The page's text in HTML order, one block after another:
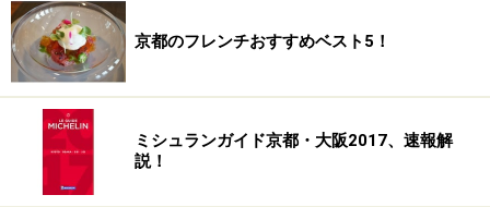
京都のフレンチおすすめベスト5！
ミシュランガイド京都・大阪2017、速報解
説！